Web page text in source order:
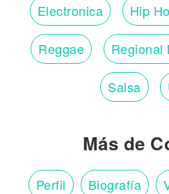
Electronica Hip
Reggae Regional
Salsa
Más de
Perfil Biografía